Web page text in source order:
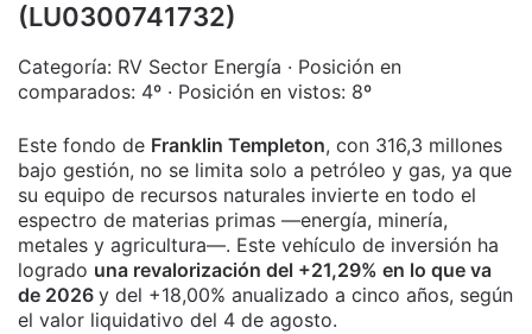
(LU0300741732)
Categoría: RV Sector Energía · Posición en
comparados: 4º · Posición en vistos: 8º
Este fondo de Franklin Templeton, con 316,3 millones
bajo gestión, no se limita solo a petróleo y gas, ya que
su equipo de recursos naturales invierte en todo el
espectro de materias primas —energía, minería,
metales y agricultura—. Este vehículo de inversión ha
logrado una revalorización del +21,29% en lo que va
de 2026 y del +18,00% anualizado a cinco años, según
el valor liquidativo del 4 de agosto.